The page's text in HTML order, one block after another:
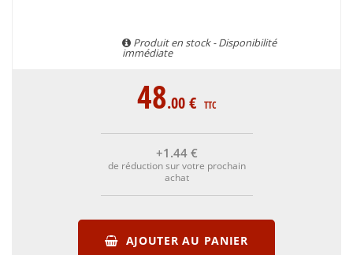
sucré et peu acidulé. Produit en stock - Disponibilité
immédiate
48.00€ TTC
+1 .44 €
de réduction sur votre prochain
achat
AJOUTER AU PANIER